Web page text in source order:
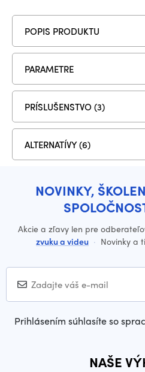
POPIS PRODUKTU
PARAMETRE
PRÍSLUŠENSTVO (3)
ALTERNATÍVY (6)
NOVINKY,
Akcie a zľavy len pre
zvuku a videu · Novinky a
Prihlásením súhlasíte so
NAŠE